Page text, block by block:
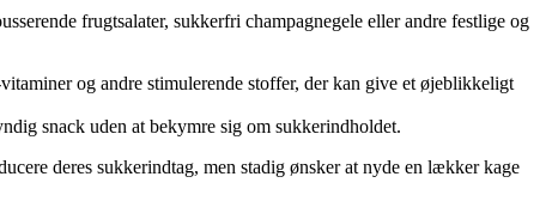
frugtsalater, sukkerfri champagnegele eller andre festlige og
og andre stimulerende stoffer, der kan give et øjeblikkeligt
snack uden at bekymre sig om sukkerindholdet.
deres sukkerindtag, men stadig ønsker at nyde en lækker kage